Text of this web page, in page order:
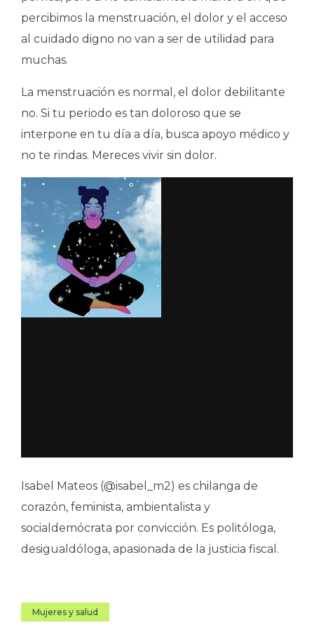
percibimos la menstruación, el dolor y el acceso
al cuidado digno no van a ser de utilidad para
muchas.
La menstruación es normal, el dolor debilitante
no. Si tu periodo es tan doloroso que se
interpone en tu día a día, busca apoyo médico y
no te rindas. Mereces vivir sin dolor.
Isabel Mateos (@isabel_m2) es chilanga de
corazón, feminista, ambientalista y
socialdemócrata por convicción. Es politóloga,
desigualdóloga, apasionada de la justicia fiscal.
Mujeres y salud